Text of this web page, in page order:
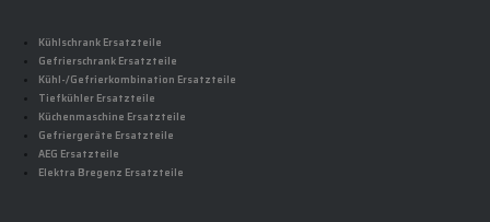
Kühlschrank Ersatzteile
Gefrierschrank Ersatzteile
Kühl-/Gefrierkombination Ersatzteile
Tiefkühler Ersatzteile
Küchenmaschine Ersatzteile
Gefriergeräte Ersatzteile
AEG Ersatzteile
Elektra Bregenz Ersatzteile